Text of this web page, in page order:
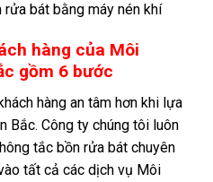
bát bằng máy nén khí
hàng của Môi
gồm 6 bước
hàng an tâm hơn khi lựa
Bắc. Công ty chúng tôi luôn
tắc bồn rửa bát chuyên
tất cả các dịch vụ Môi